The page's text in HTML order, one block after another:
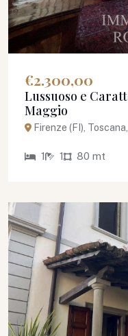
€2.300,00
Lussuoso e
Maggio
Firenze (FI),
1 1 80 mt